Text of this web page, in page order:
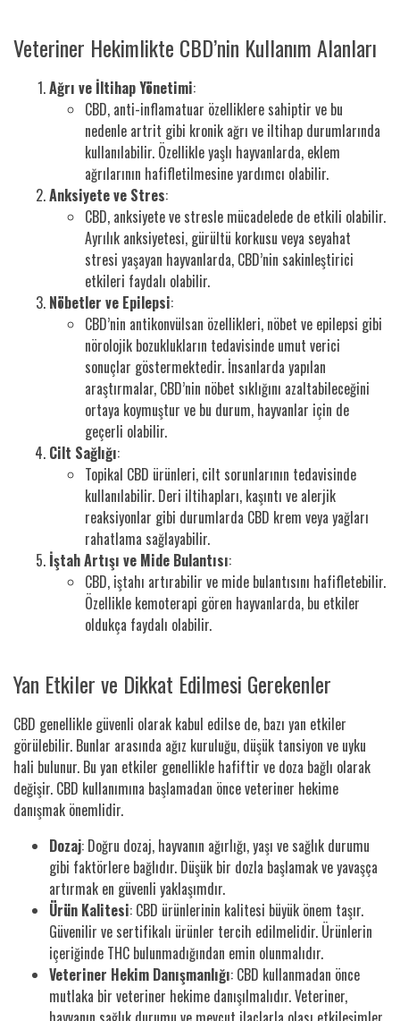
Veteriner Hekimlikte CBD’nin Kullanım Alanları
Ağrı ve İltihap Yönetimi:
CBD, anti-inflamatuar özelliklere sahiptir ve bu
nedenle artrit gibi kronik ağrı ve iltihap durumlarında
kullanılabilir. Özellikle yaşlı hayvanlarda, eklem
ağrılarının hafifletilmesine yardımcı olabilir.
Anksiyete ve Stres:
CBD, anksiyete ve stresle mücadelede de etkili olabilir.
Ayrılık anksiyetesi, gürültü korkusu veya seyahat
stresi yaşayan hayvanlarda, CBD’nin sakinleştirici
etkileri faydalı olabilir.
Nöbetler ve Epilepsi:
CBD’nin antikonvülsan özellikleri, nöbet ve epilepsi gibi
nörolojik bozuklukların tedavisinde umut verici
sonuçlar göstermektedir. İnsanlarda yapılan
araştırmalar, CBD’nin nöbet sıklığını azaltabileceğini
ortaya koymuştur ve bu durum, hayvanlar için de
geçerli olabilir.
Cilt Sağlığı:
Topikal CBD ürünleri, cilt sorunlarının tedavisinde
kullanılabilir. Deri iltihapları, kaşıntı ve alerjik
reaksiyonlar gibi durumlarda CBD krem veya yağları
rahatlama sağlayabilir.
İştah Artışı ve Mide Bulantısı:
CBD, iştahı artırabilir ve mide bulantısını hafifletebilir.
Özellikle kemoterapi gören hayvanlarda, bu etkiler
oldukça faydalı olabilir.
Yan Etkiler ve Dikkat Edilmesi Gerekenler
CBD genellikle güvenli olarak kabul edilse de, bazı yan etkiler
görülebilir. Bunlar arasında ağız kuruluğu, düşük tansiyon ve uyku
hali bulunur. Bu yan etkiler genellikle hafiftir ve doza bağlı olarak
değişir. CBD kullanımına başlamadan önce veteriner hekime
danışmak önemlidir.
Dozaj: Doğru dozaj, hayvanın ağırlığı, yaşı ve sağlık durumu
gibi faktörlere bağlıdır. Düşük bir dozla başlamak ve yavaşça
artırmak en güvenli yaklaşımdır.
Ürün Kalitesi: CBD ürünlerinin kalitesi büyük önem taşır.
Güvenilir ve sertifikalı ürünler tercih edilmelidir. Ürünlerin
içeriğinde THC bulunmadığından emin olunmalıdır.
Veteriner Hekim Danışmanlığı: CBD kullanmadan önce
mutlaka bir veteriner hekime danışılmalıdır. Veteriner,